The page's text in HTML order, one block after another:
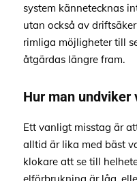
system kännetecknas
utan också av
rimliga möjligheter till
åtgärdas längre fram.
Hur man undviker
Ett vanligt misstag är
alltid är lika med bäst
klokare att se till
elförbrukning är låg,